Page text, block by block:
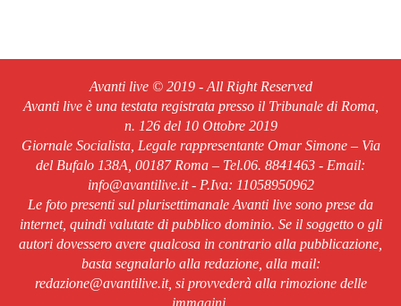
Avanti live © 2019 - All Right Reserved
Avanti live è una testata registrata presso il Tribunale di Roma,
n. 126 del 10 Ottobre 2019
Giornale Socialista, Legale rappresentante Omar Simone – Via
del Bufalo 138A, 00187 Roma – Tel.06. 8841463 - Email:
info@avantilive.it - P.Iva: 11058950962
Le foto presenti sul plurisettimanale Avanti live sono prese da
internet, quindi valutate di pubblico dominio. Se il soggetto o gli
autori dovessero avere qualcosa in contrario alla pubblicazione,
basta segnalarlo alla redazione, alla mail:
redazione@avantilive.it, si provvederà alla rimozione delle